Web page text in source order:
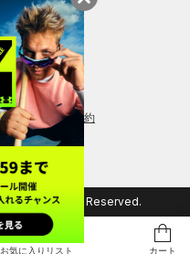
お気に入りリスト カート
表記 会員規約
All Rights Reserved.